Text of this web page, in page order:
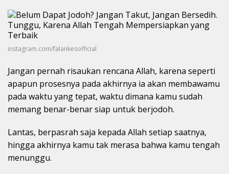
instagram.com/falankesofficial
Jangan pernah risaukan rencana Allah, karena seperti
apapun prosesnya pada akhirnya ia akan membawamu
pada waktu yang tepat, waktu dimana kamu sudah
memang benar-benar siap untuk berjodoh.
Lantas, berpasrah saja kepada Allah setiap saatnya,
hingga akhirnya kamu tak merasa bahwa kamu tengah
menunggu.